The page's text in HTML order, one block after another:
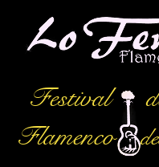
Festival
Flamenco